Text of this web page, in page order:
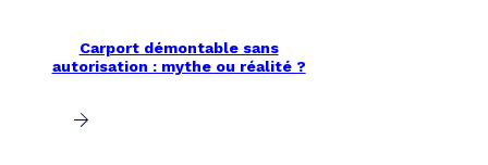
Carport démontable sans
autorisation : mythe ou réalité ?